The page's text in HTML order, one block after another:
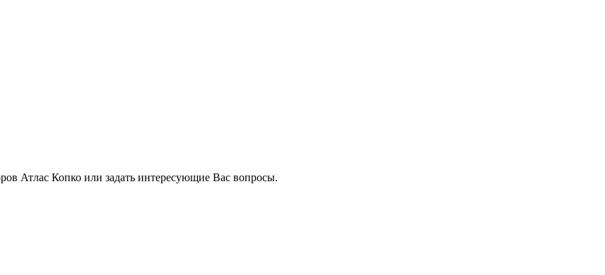
Атлас Копко или задать интересующие Вас вопросы.